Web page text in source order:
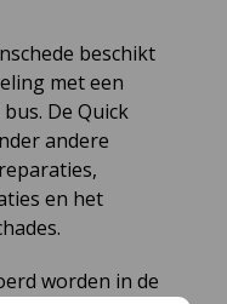
beschikt
met een
De Quick
andere
en het
worden in de